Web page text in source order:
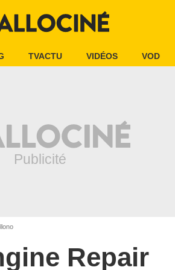
TVACTU VIDÉOS VOD
Repair